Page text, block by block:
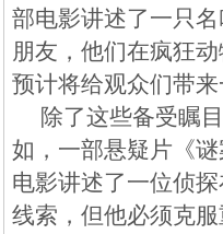
部电影讲述了一只
朋友，他们在疯狂
预计将给观众们带
除了这些备受瞩
如，一部悬疑片《
电影讲述了一位侦
线索，但他必须克